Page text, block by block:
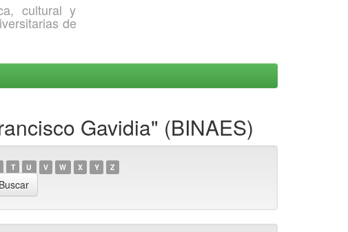
cultural y
de
Gavidia" (BINAES)
T U V W X Y Z